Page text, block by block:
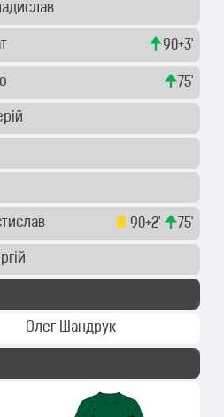
90+3'
75'
90+2' 75'
Олег Шандрук